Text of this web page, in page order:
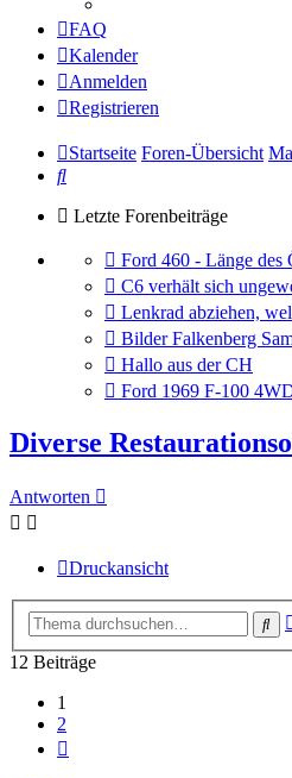
FAQ
Kalender
Anmelden
Registrieren
Startseite Foren-Übersicht
Suche
Letzte Forenbeiträge
Gehe
zum
letzten
Beitrag
Ford 460 - Länge des
Gehe
zum
letzten
Beitrag
C6 verhält sich
Gehe
zum
letzten
Beitrag
Lenkrad abziehen,
Gehe
zum
letzten
Beitrag
Bilder Falkenberg
Gehe
zum
letzten
Hallo aus der CH
Gehe
letzten
Beitrag
Ford 1969 F-100
Diverse
Antworten
Druckansicht
12 Beiträge
1
2